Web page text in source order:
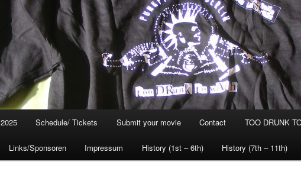
Schedule/ Tickets Submit your movie Contact TOO DRUNK
Links/Sponsoren Impressum History (1st – 6th) History (7th – 11th)